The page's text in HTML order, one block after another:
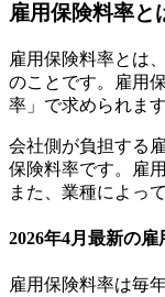
雇用保険料率と
雇用保険料率とは
のことです。雇用
率」で求められます
会社側が負担する
保険料率です。雇
また、業種によっ
2026年4月最新の
雇用保険料率は毎